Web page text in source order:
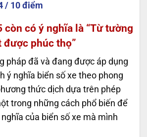
/ 10 điểm
còn có ý nghĩa là “Từ tường
phúc thọ”
pháp đã và đang được áp dụng
ý nghĩa biển số xe theo phong
thức dịch dựa trên phép
trong những cách phổ biến để
của biển số xe mà mình